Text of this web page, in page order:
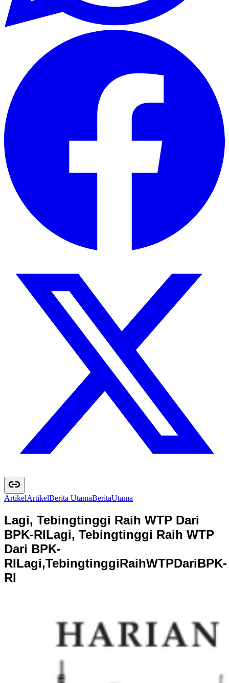
ArtikelArtikelBerita UtamaBeritaUtama
Lagi, Tebingtinggi Raih WTP Dari
BPK-RILagi, Tebingtinggi Raih WTP
Dari BPK-
RILagi,TebingtinggiRaihWTPDariBPK-
RI